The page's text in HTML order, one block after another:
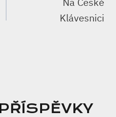
Klávesnici